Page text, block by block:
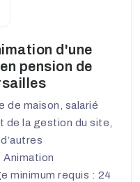
d'une
pension de
de maison, salarié
de la gestion du site,
Animation
minimum requis : 24